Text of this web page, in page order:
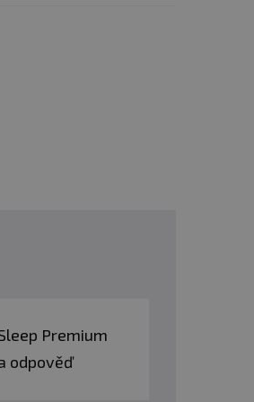
Premium
odpověď